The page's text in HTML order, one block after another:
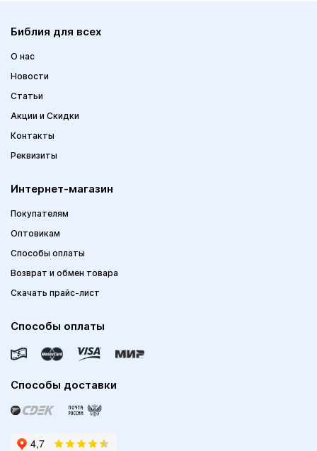
Библия для всех
О нас
Новости
Статьи
Акции и Скидки
Контакты
Реквизиты
Интернет-магазин
Покупателям
Оптовикам
Способы оплаты
Возврат и обмен товара
Скачать прайс-лист
Способы оплаты
Способы доставки